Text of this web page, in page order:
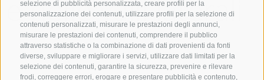
selezione di pubblicità personalizzata, creare profili per la
personalizzazione dei contenuti, utilizzare profili per la selezione di
contenuti personalizzati, misurare le prestazioni degli annunci,
misurare le prestazioni dei contenuti, comprendere il pubblico
attraverso statistiche o la combinazione di dati provenienti da fonti
diverse, sviluppare e migliorare i servizi, utilizzare dati limitati per la
selezione dei contenuti, garantire la sicurezza, prevenire e rilevare
frodi, correggere errori, erogare e presentare pubblicità e contenuto,
e nelle valli laterali